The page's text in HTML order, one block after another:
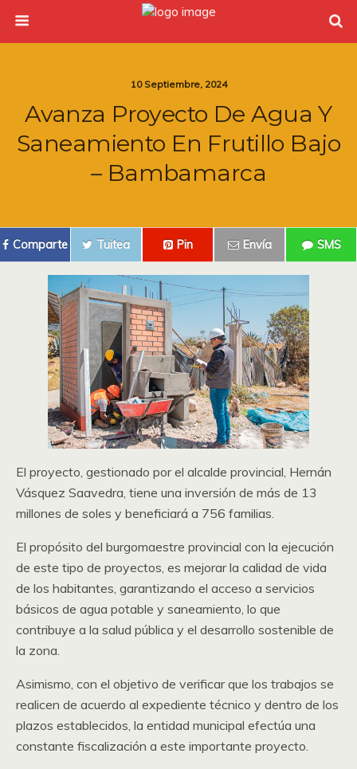
10 Septiembre, 2024
Avanza Proyecto De Agua Y
Saneamiento En Frutillo Bajo
– Bambamarca
Comparte Tuitea Pin Envía SMS
El proyecto, gestionado por el alcalde provincial, Hernán
Vásquez Saavedra, tiene una inversión de más de 13
millones de soles y beneficiará a 756 familias.
El propósito del burgomaestre provincial con la ejecución
de este tipo de proyectos, es mejorar la calidad de vida
de los habitantes, garantizando el acceso a servicios
básicos de agua potable y saneamiento, lo que
contribuye a la salud pública y el desarrollo sostenible de
la zona.
Asimismo, con el objetivo de verificar que los trabajos se
realicen de acuerdo al expediente técnico y dentro de los
plazos establecidos, la entidad municipal efectúa una
constante fiscalización a este importante proyecto.